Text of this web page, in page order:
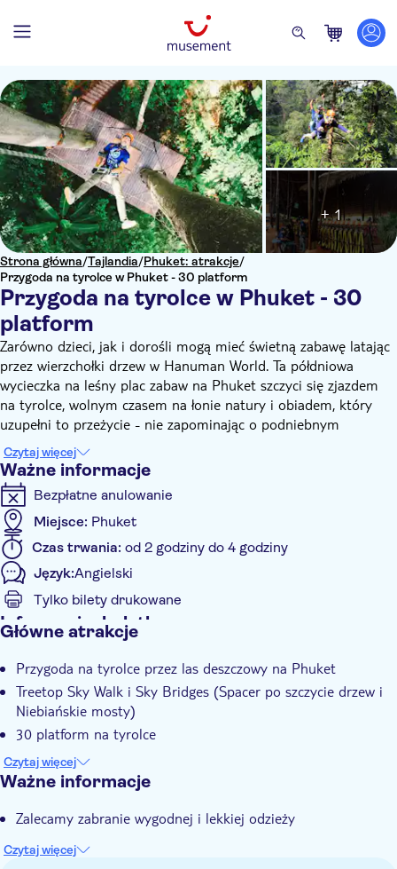
Strona główna/Tajlandia/Phuket: atrakcje/
Przygoda na tyrolce w Phuket - 30 platform
Przygoda na tyrolce w Phuket - 30
platform
+ 1
Zarówno dzieci, jak i dorośli mogą mieć świetną zabawę latając
przez wierzchołki drzew w Hanuman World. Ta półdniowa
wycieczka na leśny plac zabaw na Phuket szczyci się zjazdem
na tyrolce, wolnym czasem na łonie natury i obiadem, który
uzupełni to przeżycie - nie zapominając o podniebnym
spacerze, na którym wespniesz się wysoko nad ziemię.
Jeśli szukasz wrażeń na Phuket, które sprawią, że Twoje serce
będzie biło szybciej, to Hanuman World jest właśnie dla Ciebie.
Zostaniesz zapięty, a następnie wypuszczony na trasę tyrolską,
gdzie huśtawki, sznury i liny w stylu Tarzana poprowadzą Cię
przez wierzchołki drzew.
Z pakietem World A, będziesz miał dostęp na 16 tyrolek, 30
platform i trzy zjazdy do pokonania, jak również spiralne
schody i podniebne mosty, aby przetestować swoje nerwy. A na
koniec będzie Cię czekał obiad i spacer po niebie - Sky Walk -
na którym można obejrzeć widoki na miasto Phuket i Morze
Czytaj więcej
Ważne informacje
Bezpłatne anulowanie
Miejsce: Phuket
Czas trwania: od 2 godziny do 4 godziny
Język:Angielski
Tylko bilety drukowane
Informacje dodatkowe
Odbiór z hotelu
Główne atrakcje
Przygoda na tyrolce przez las deszczowy na Phuket
Treetop Sky Walk i Sky Bridges (Spacer po szczycie drzew i
Niebiańskie mosty)
30 platform na tyrolce
Lunch wliczony w cenę
Czytaj więcej
Ważne informacje
Zalecamy zabranie wygodnej i lekkiej odzieży
Czytaj więcej